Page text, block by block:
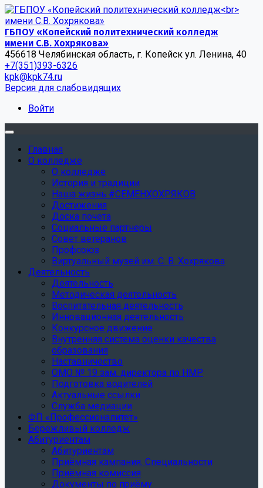
ГБПОУ «Копейский политехнический колледж
имени С.В. Хохрякова»
456618 Челябинская область, г. Копейск ул. Ленина, 40
+7(351)393-6326
kpk@kpk74.ru
Версия для слабовидящих
Войти
Главная
О колледже
О колледже
История и традиции
Наша жизнь #СЕМЕНХОХРЯКОВ
Достижения
Доска почета
Социальные партнеры
Совет ветеранов
Профсоюз
Виртуальный музей им. С. В. Хохрякова
Деятельность
Деятельность
Методическая деятельность
Воспитательная деятельность
Инновационная деятельность
Конкурсное движение
Внутренняя система оценки качества
образования
Наставничество
ОМО № 19 зам. директора по НМР
Подготовка водителей
Актуальные ссылки
Служба медиации
ФП «Профессионалитет»
Бережливый колледж
Абитуриентам
Абитуриентам
Приёмная кампания. Специальности
Приёмная комиссия
Документы по приёму